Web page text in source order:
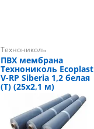
Технониколь
ПВХ мембрана
Технониколь Ecoplast
V-RP Siberia 1,2 белая
(Т) (25х2,1 м)